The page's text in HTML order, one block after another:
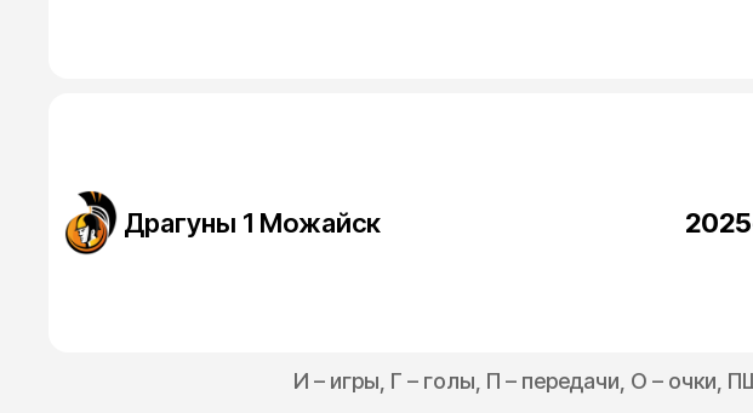
Драгуны 1 Можайск
И – игры, Г – голы, П – передачи, О – очки,